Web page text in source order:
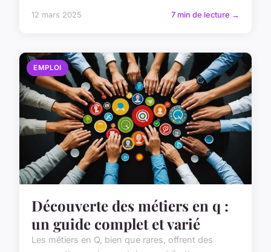
12 mars 2025 7 min de lecture →
EMPLOI
Découverte des métiers en q :
un guide complet et varié
Les métiers en Q, bien que rares, offrent des